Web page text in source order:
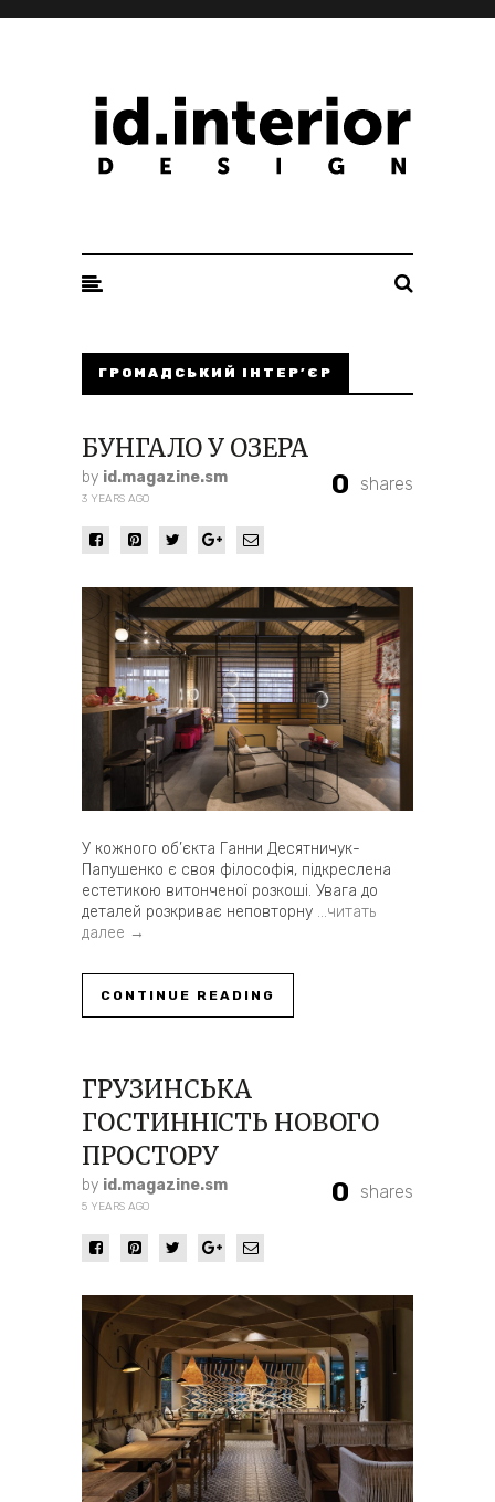
ГРОМАДСЬКИЙ ІНТЕР’ЄР
БУНГАЛО У ОЗЕРА
by id.magazine.sm
3 YEARS AGO 0 shares
У кожного об’єкта Ганни Десятничук-
Папушенко є своя філософія, підкреслена
естетикою витонченої розкоші. Увага до
деталей розкриває неповторну …читать
далее →
CONTINUE READING
ГРУЗИНСЬКА
ГОСТИННІСТЬ НОВОГО
ПРОСТОРУ
by id.magazine.sm
5 YEARS AGO 0 shares